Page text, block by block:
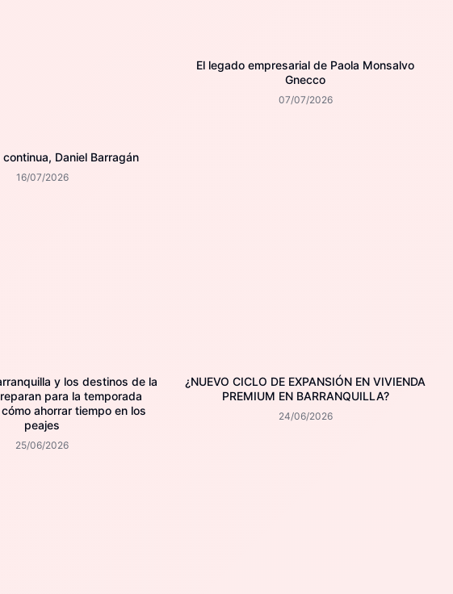
Daniel Barragán
16/07/2026
El legado empresarial de Paola Monsalvo
Gnecco
07/07/2026
y los destinos de la
para la temporada
ahorrar tiempo en los
peajes
25/06/2026
¿NUEVO CICLO DE EXPANSIÓN EN VIVIENDA
PREMIUM EN BARRANQUILLA?
24/06/2026